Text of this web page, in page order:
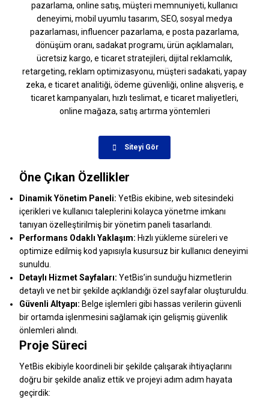
Siteyi Gör
Öne Çıkan Özellikler
Dinamik Yönetim Paneli: YetBis ekibine, web sitesindeki
içerikleri ve kullanıcı taleplerini kolayca yönetme imkanı
tanıyan özelleştirilmiş bir yönetim paneli tasarlandı.
Performans Odaklı Yaklaşım: Hızlı yükleme süreleri ve
optimize edilmiş kod yapısıyla kusursuz bir kullanıcı deneyimi
sunuldu.
Detaylı Hizmet Sayfaları: YetBis’in sunduğu hizmetlerin
detaylı ve net bir şekilde açıklandığı özel sayfalar oluşturuldu.
Güvenli Altyapı: Belge işlemleri gibi hassas verilerin güvenli
bir ortamda işlenmesini sağlamak için gelişmiş güvenlik
önlemleri alındı.
Proje Süreci
YetBis ekibiyle koordineli bir şekilde çalışarak ihtiyaçlarını
doğru bir şekilde analiz ettik ve projeyi adım adım hayata
geçirdik: